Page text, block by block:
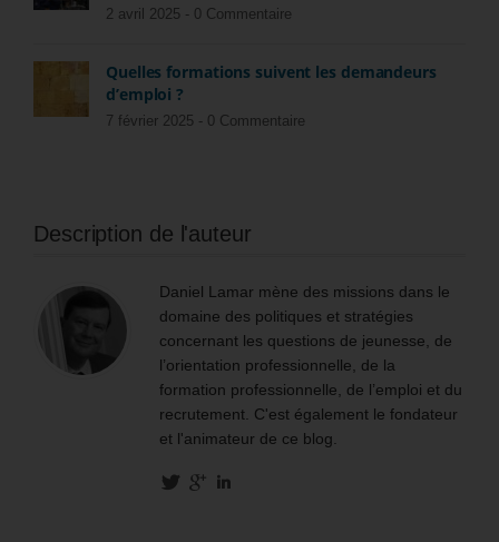
2 avril 2025 - 0 Commentaire
Quelles formations suivent les demandeurs
d’emploi ?
7 février 2025 - 0 Commentaire
Description de l'auteur
Daniel Lamar mène des missions dans le
domaine des politiques et stratégies
concernant les questions de jeunesse, de
l’orientation professionnelle, de la
formation professionnelle, de l’emploi et du
recrutement. C'est également le fondateur
et l'animateur de ce blog.